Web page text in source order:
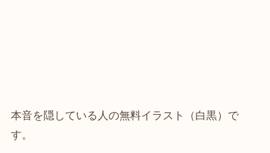
本音を隠している人の無料イラスト（白黒）で
す。